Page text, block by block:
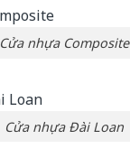
Cửa nhựa Composite
Cửa nhựa Đài Loan